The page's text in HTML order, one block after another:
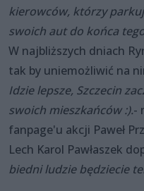
kierowców, którzy
swoich aut do końca
W najbliższych dniach
tak by uniemożliwić na
Idzie lepsze, Szczecin
swoich mieszkańców :).-
fanpage'u akcji Paweł
Lech Karol Pawłaszek
biedni ludzie będziecie